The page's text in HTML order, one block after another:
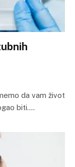
da vam život
biti.…